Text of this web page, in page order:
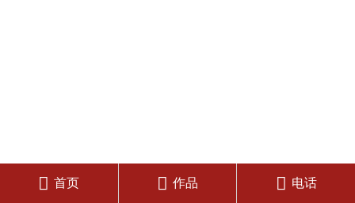
 首页  作品  电话